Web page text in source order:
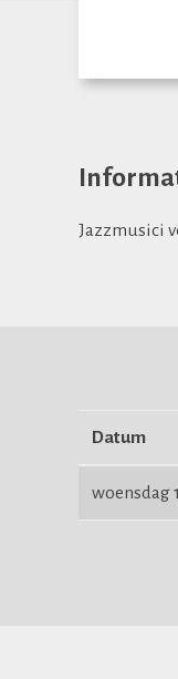
Jazzmusici
Datum
woensdag